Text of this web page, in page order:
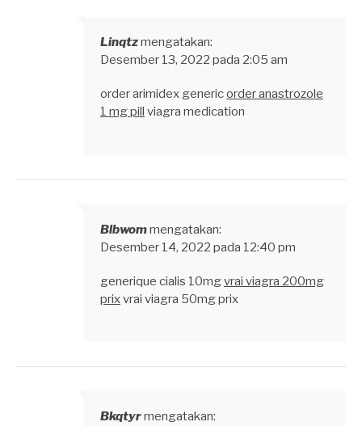
Linqtzmengatakan:
Desember 13, 2022 pada 2:05 am
order arimidex genericorder anastrozole
1 mg pill viagra medication
Blbwommengatakan:
Desember 14, 2022 pada 12:40 pm
generique cialis 10mgvrai viagra 200mg
prixvrai viagra 50mg prix
Bkqtyrmengatakan: